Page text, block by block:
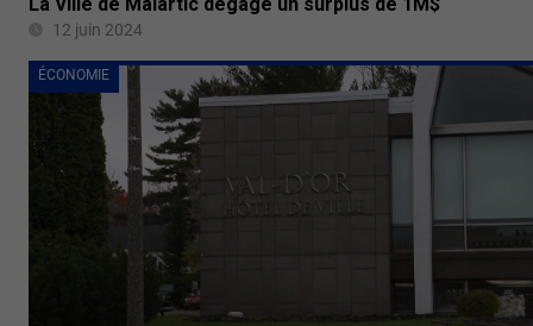
12 juin 2024
ÉCONOMIE